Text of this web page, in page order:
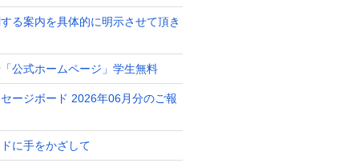
る案内を具体的に明示させて頂き
公式ホームページ」学生無料
ージボード 2026年06月分のご報
に手をかざして